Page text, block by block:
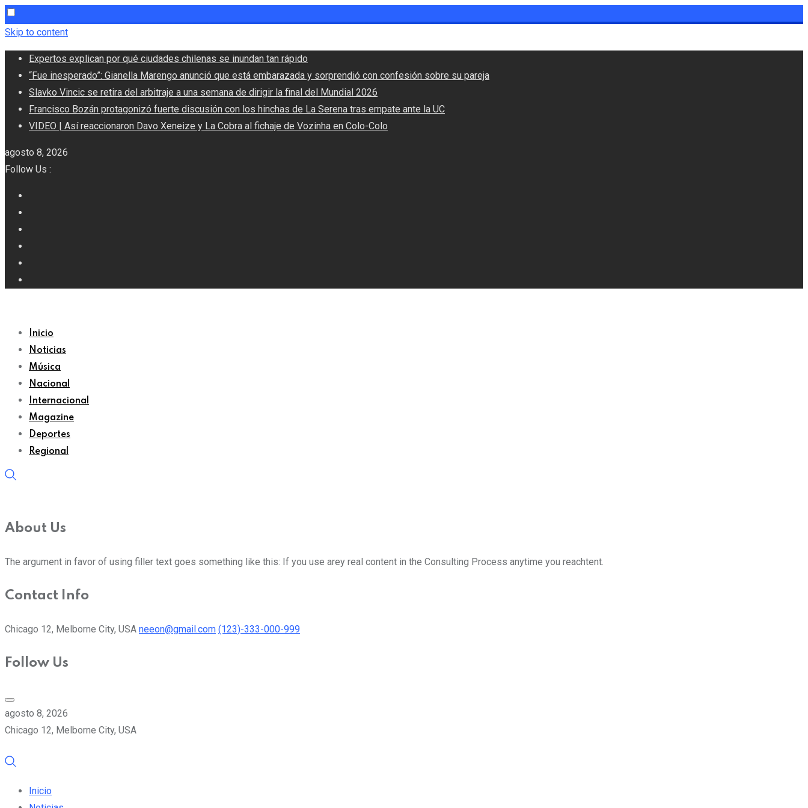
Skip to content
Expertos explican por qué ciudades chilenas se inundan tan rápido
“Fue inesperado”: Gianella Marengo anunció que está embarazada y sorprendió con confesión sobre su pareja
Slavko Vincic se retira del arbitraje a una semana de dirigir la final del Mundial 2026
Francisco Bozán protagonizó fuerte discusión con los hinchas de La Serena tras empate ante la UC
VIDEO | Así reaccionaron Davo Xeneize y La Cobra al fichaje de Vozinha en Colo-Colo
agosto 8, 2026
Follow Us :
Inicio
Noticias
Música
Nacional
Internacional
Magazine
Deportes
Regional
About Us
The argument in favor of using filler text goes something like this: If you use arey real content in the Consulting Process anytime you reachtent.
Contact Info
Chicago 12, Melborne City, USA neeon@gmail.com (123)-333-000-999
Follow Us
agosto 8, 2026
Chicago 12, Melborne City, USA
Inicio